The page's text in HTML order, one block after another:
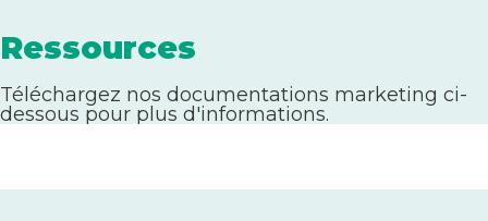
Ressources
Téléchargez nos documentations marketing ci-
dessous pour plus d'informations.